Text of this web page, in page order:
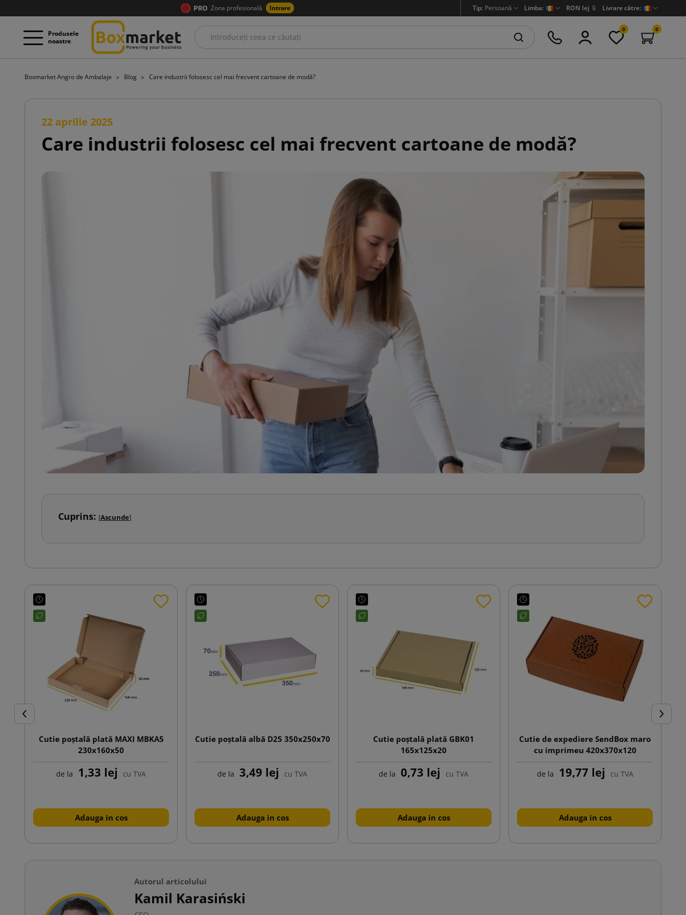
Zona profesională Intrare Tip: Persoană Limba: RON lej 🔒 Livrare către:
Produsele
noastre
0 0
Boxmarket Angro de Ambalaje Blog Care industrii folosesc cel mai frecvent cartoane de modă?
22 aprilie 2025
Care industrii folosesc cel mai frecvent cartoane de modă?
Cuprins: [Ascunde]
Inapoi
Cutie poștală plată MAXI MBKA5
230x160x50
de la 1,33 lej cu TVA
Adauga in cos
Cutie poștală albă D25 350x250x70
de la 3,49 lej cu TVA
Adauga in cos
Cutie poștală plată GBK01
165x125x20
de la 0,73 lej cu TVA
Adauga in cos
Cutie de expediere SendBox maro
cu imprimeu 420x370x120
de la 19,77 lej cu TVA
Adauga in cos
Autorul articolului
Kamil Karasiński